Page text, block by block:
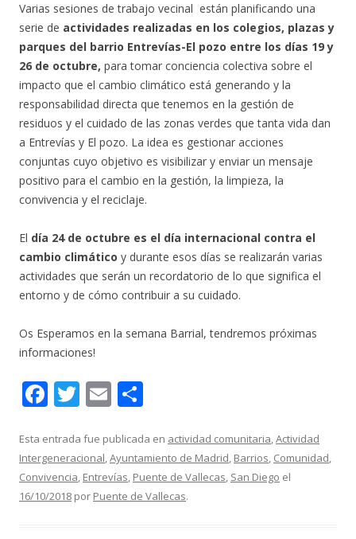
Varias sesiones de trabajo vecinal están planificando una
serie de actividades realizadas en los colegios, plazas y
parques del barrio Entrevías-El pozo entre los días 19 y
26 de octubre, para tomar conciencia colectiva sobre el
impacto que el cambio climático está generando y la
responsabilidad directa que tenemos en la gestión de
residuos y el cuidado de las zonas verdes que tanta vida dan
a Entrevías y El pozo. La idea es gestionar acciones
conjuntas cuyo objetivo es visibilizar y enviar un mensaje
positivo para el cambio en la gestión, la limpieza, la
convivencia y el reciclaje.
El día 24 de octubre es el día internacional contra el
cambio climático y durante esos días se realizarán varias
actividades que serán un recordatorio de lo que significa el
entorno y de cómo contribuir a su cuidado.
Os Esperamos en la semana Barrial, tendremos próximas
informaciones!
F
e
b
o
T
itt
er
E
ai
l
m
p
ar
Esta entrada fue publicada en actividad comunitaria,Actividad
Intergeneracional,Ayuntamiento de Madrid, Barrios, Comunidad,
Convivencia, Entrevías, Puente de Vallecas, San Diego el
16/10/2018 por Puente de Vallecas.